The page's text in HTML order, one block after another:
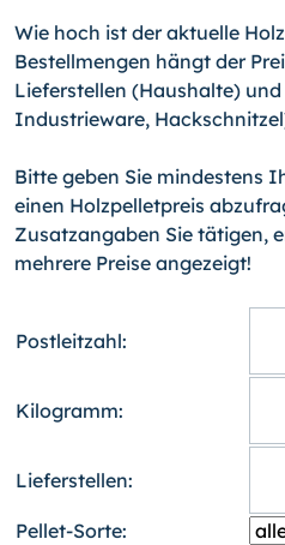
Wie hoch ist der aktuelle
Bestellmengen hängt der
Lieferstellen (Haushalte)
Industrieware,
Bitte geben Sie mindestens
einen Holzpelletpreis
Zusatzangaben Sie tätigen,
mehrere Preise angezeigt!
Postleitzahl:
Kilogramm:
Lieferstellen:
Pellet-Sorte: